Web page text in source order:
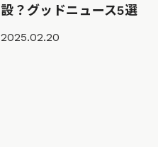
設？グッドニュース5選
2025.02.20